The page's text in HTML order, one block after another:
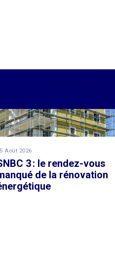
Août 2026
3 : le rendez-vous
de la rénovation